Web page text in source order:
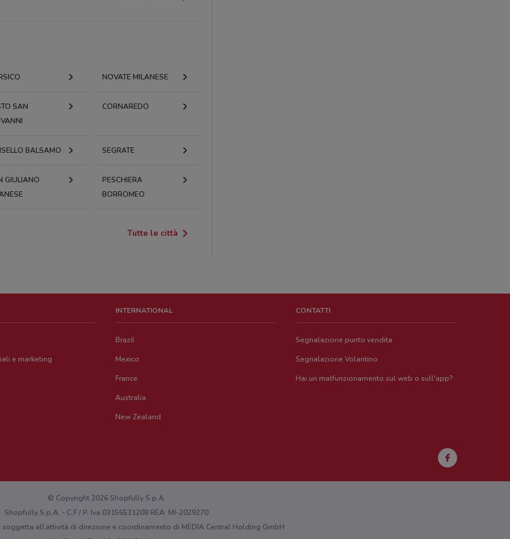
NOVATE MILANESE
SAN
CORNAREDO
BALSAMO SEGRATE
GIULIANO
PESCHIERA
BORROMEO
Tutte le città
e marketing
INTERNATIONAL
Brazil
Mexico
France
Australia
New Zealand
CONTATTI
Segnalazione punto vendita
Segnalazione Volantino
Hai un malfunzionamento sul web o sull'app?
© Copyright 2026 Shopfully S.p.A.
Shopfully S.p.A. - C.F / P. Iva 03156531208 REA: MI-2029270
soggetta all’attività di direzione e coordinamento di MEDIA Central Holding GmbH